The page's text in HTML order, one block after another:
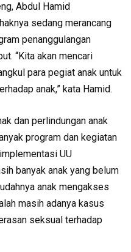
Abdul Hamid
sedang merancang
penanggulangan
“Kita akan mencari
para pegiat anak untuk
anak,” kata Hamid.
dan perlindungan anak
program dan kegiatan
UU
banyak anak yang belum
anak mengakses
masih adanya kasus
seksual terhadap